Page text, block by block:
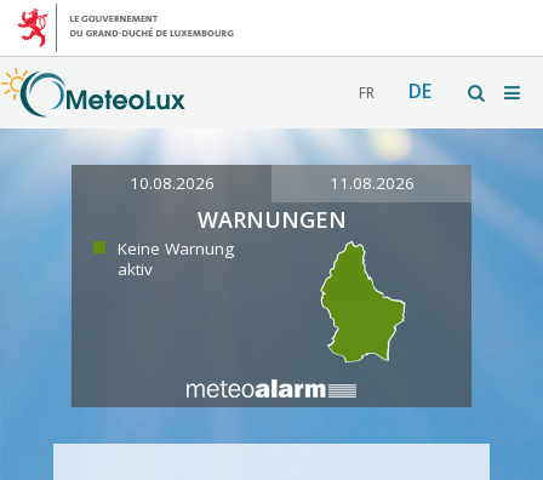
FR DE
10.08.2026 11.08.2026
WARNUNGEN
Keine Warnung
aktiv